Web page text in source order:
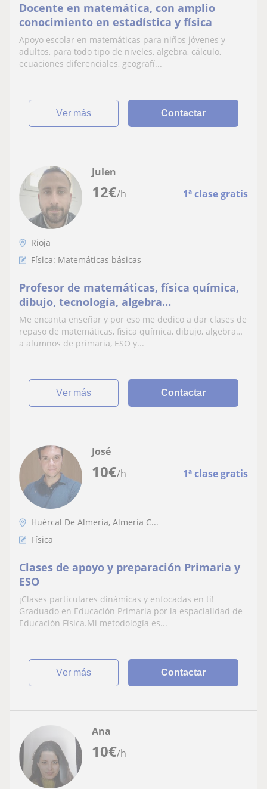
Docente en matemática, con amplio
conocimiento en estadística y física
Apoyo escolar en matemáticas para niños jóvenes y
adultos, para todo tipo de niveles, algebra, cálculo,
ecuaciones diferenciales, geografí...
ver más Contactar
12€/h 1ª clase gratis
Julen
Rioja
Física: Matemáticas básicas
Profesor de matemáticas, física química,
dibujo, tecnología, algebra…
Me encanta enseñar y por eso me dedico a dar clases de
repaso de matemáticas, fisica química, dibujo, algebra…
a alumnos de primaria, ESO y...
ver más Contactar
10€/h 1ª clase gratis
José
Huércal De Almería, Almería C...
Física
Clases de apoyo y preparación Primaria y
ESO
¡Clases particulares dinámicas y enfocadas en ti!
Graduado en Educación Primaria por la espacialidad de
Educación Física.Mi metodología es...
ver más Contactar
10€/h
Ana